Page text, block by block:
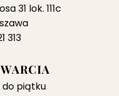
31 lok. 111c
313
do piątku